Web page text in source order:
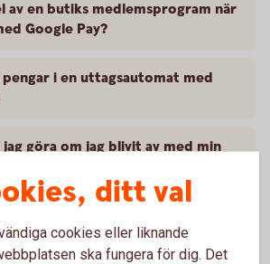
av en butiks medlemsprogram när
Google Pay?
pengar i en uttagsautomat med
göra om jag blivit av med min
ditt val
cookies eller liknande
ska fungera för dig. Det